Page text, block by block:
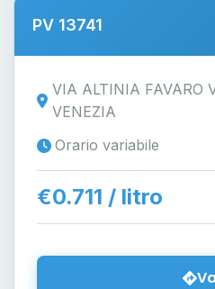
PV 13741
VIA ALTINIA FAVARO
VENEZIA
Orario variabile
€0.711 / litro